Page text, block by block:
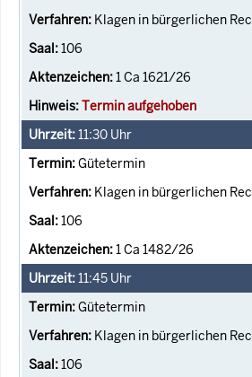
Klagen in bürgerlichen
106
1 Ca 1621/26
Termin aufgehoben
11:30 Uhr
Gütetermin
Klagen in bürgerlichen
106
1 Ca 1482/26
11:45 Uhr
Gütetermin
Klagen in bürgerlichen
106